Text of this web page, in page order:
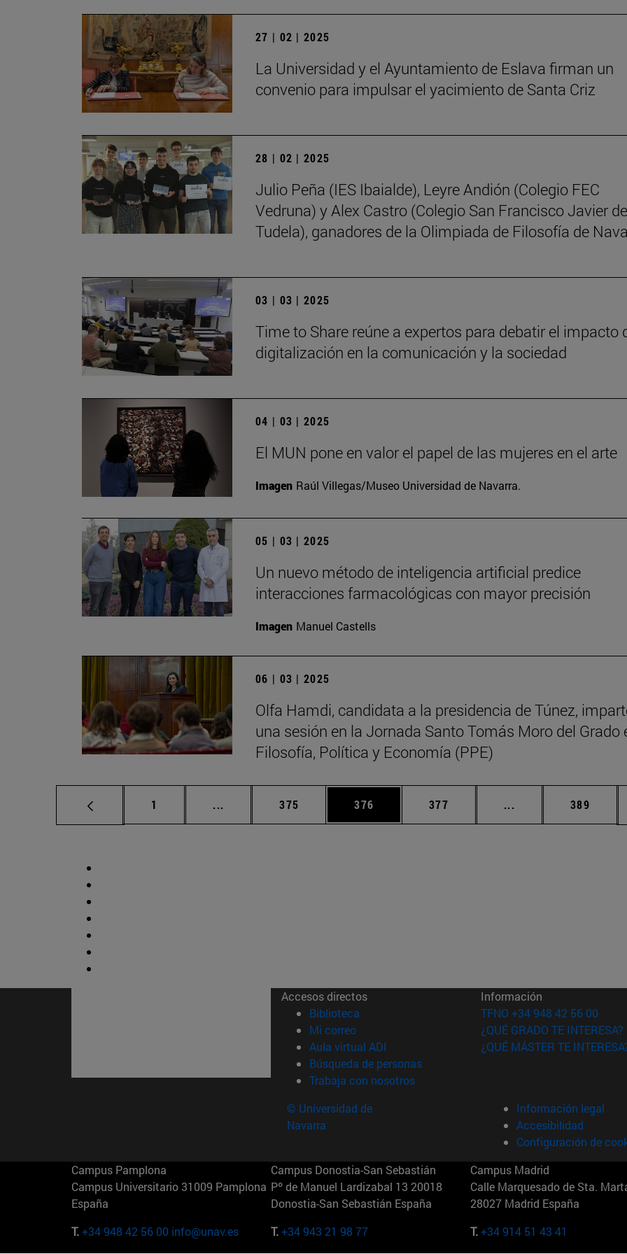
27 | 02 | 2025
La Universidad y el Ayuntamiento de Eslava firman un
convenio para impulsar el yacimiento de Santa Criz
28 | 02 | 2025
Julio Peña (IES Ibaialde), Leyre Andión (Colegio FEC
Vedruna) y Alex Castro (Colegio San Francisco Javier de
Tudela), ganadores de la Olimpiada de Filosofía de
03 | 03 | 2025
Time to Share reúne a expertos para debatir el impacto
digitalización en la comunicación y la sociedad
04 | 03 | 2025
El MUN pone en valor el papel de las mujeres en el arte
Imagen Raúl Villegas/Museo Universidad de Navarra.
05 | 03 | 2025
Un nuevo método de inteligencia artificial predice
interacciones farmacológicas con mayor precisión
Imagen Manuel Castells
06 | 03 | 2025
Olfa Hamdi, candidata a la presidencia de Túnez,
una sesión en la Jornada Santo Tomás Moro del Grado
Filosofía, Política y Economía (PPE)
Página
1 ... Páginas intermedias Use TAB para desplazarse.
Página
375 Página
376 Página
377 ... Páginas intermedias
Página
389
Accesos directos
Biblioteca (abre en nueva ventana)
Mi correo(abre en nueva ventana)
Aula virtual ADI (abre en nueva ventana)
Búsqueda de personas(abre en nueva ventana)
Trabaja con nosotros(abre en nueva ventana)
Información
TFNO +34 948 42 56 00
¿QUÉ GRADO TE INTERESA?
¿QUÉ MÁSTER TE
© Universidad de
Navarra
Información legal
Accesibilidad
Configuración de
Campus Pamplona
Campus Universitario 31009 Pamplona
España
T.+34 948 42 56 00 info@unav.es
Campus Donostia-San Sebastián
Pº de Manuel Lardizabal 13 20018
Donostia-San Sebastián España
T.+34 943 21 98 77
Campus Madrid
Calle Marquesado de Sta.
28027 Madrid España
T.+34 914 51 43 41